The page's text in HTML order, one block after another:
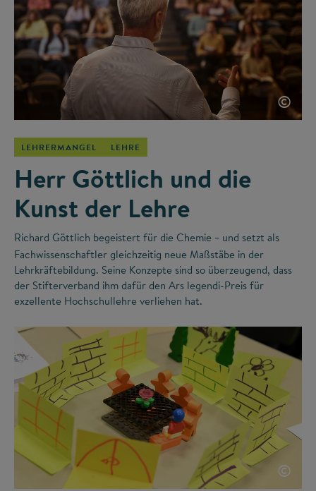
©
LEHRERMANGEL LEHRE
Herr Göttlich und die
Kunst der Lehre
Richard Göttlich begeistert für die Chemie – und setzt als
Fachwissenschaftler gleichzeitig neue Maßstäbe in der
Lehrkräftebildung. Seine Konzepte sind so überzeugend, dass
der Stifterverband ihm dafür den Ars legendi-Preis für
exzellente Hochschullehre verliehen hat.
©